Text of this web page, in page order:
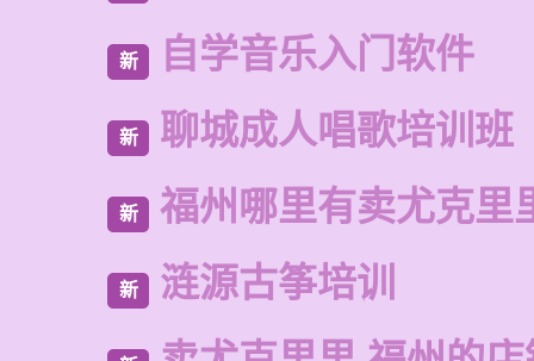
新 自学音乐入门软件
新 聊城成人唱歌培训班
新 福州哪里有卖尤克里
新 涟源古筝培训